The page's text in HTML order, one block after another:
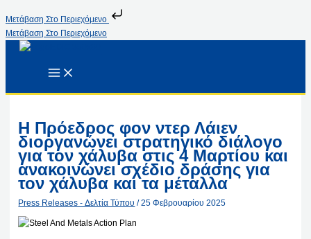
Μετάβαση Στο Περιεχόμενο
Μετάβαση Στο Περιεχόμενο
Η Πρόεδρος φον ντερ Λάιεν
διοργανώνει στρατηγικό διάλογο
για τον χάλυβα στις 4 Μαρτίου και
ανακοινώνει σχέδιο δράσης για
τον χάλυβα και τα μέταλλα
Press Releases - Δελτία Τύπου /25 Φεβρουαρίου 2025